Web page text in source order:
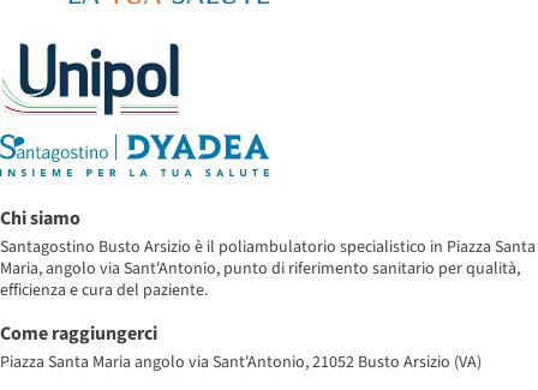
Chi siamo
Santagostino Busto Arsizio è il poliambulatorio specialistico in Piazza Santa
Maria, angolo via Sant'Antonio, punto di riferimento sanitario per qualità,
efficienza e cura del paziente.
Come raggiungerci
Piazza Santa Maria angolo via Sant'Antonio, 21052 Busto Arsizio (VA)